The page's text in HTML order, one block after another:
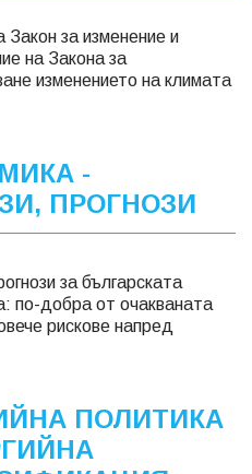
Закон за изменение и
на Закона за
изменението на климата
-
ПРОГНОЗИ
за българската
по-добра от очакваната
рискове напред
ПОЛИТИКА